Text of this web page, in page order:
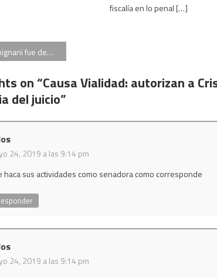
fiscalía en lo penal […]
presidencia de la Cámara de Casación
on “Causa Vialidad: autorizan a
del juicio”
24, 2019 a las 9:14 pm
haca sus actividades como senadora como corresponde
24, 2019 a las 9:14 pm